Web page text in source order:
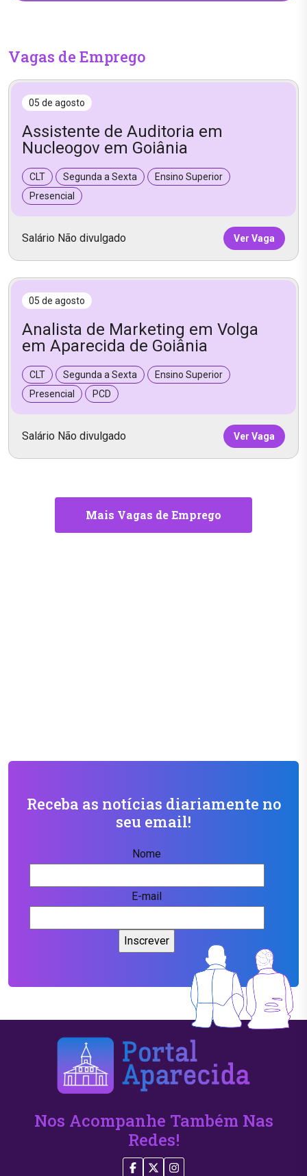
Vagas de Emprego
05 de agosto
Assistente de Auditoria em
Nucleogov em Goiânia
CLT Segunda a Sexta
Ensino Superior
Presencial
Salário Não divulgado Ver Vaga
05 de agosto
Analista de Marketing em Volga
em Aparecida de Goiânia
CLT Segunda a Sexta
Ensino Superior
Presencial
PCD
Salário Não divulgado Ver Vaga
Mais Vagas de Emprego
Receba as notícias diariamente no
seu email!
Nome
E-mail
Nos Acompanhe Também Nas
Redes!